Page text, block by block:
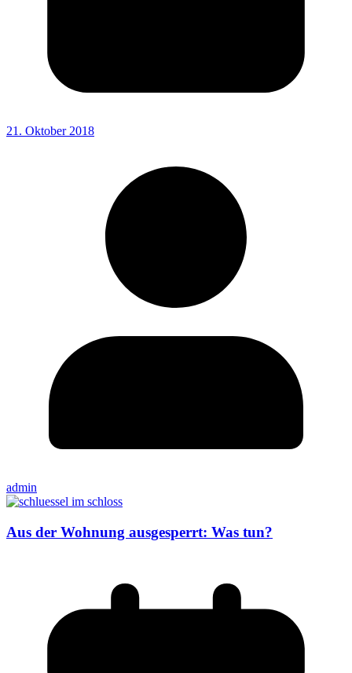
21. Oktober 2018
admin
Aus der Wohnung ausgesperrt: Was tun?